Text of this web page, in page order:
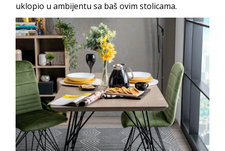
uklopio u ambijentu sa baš ovim stolicama.